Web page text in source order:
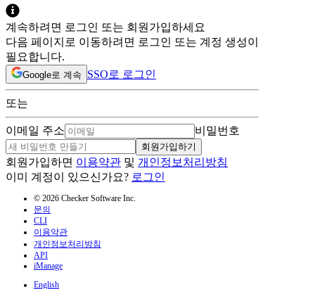
계속하려면 로그인 또는 회원가입하세요
다음 페이지로 이동하려면 로그인 또는 계정 생성이
필요합니다.
Google로 계속 SSO로 로그인
또는
이메일 주소 비밀번호
회원가입하기
회원가입하면 이용약관 및 개인정보처리방침
이미 계정이 있으신가요? 로그인
© 2026 Checker Software Inc.
문의
CLI
이용약관
개인정보처리방침
API
iManage
English